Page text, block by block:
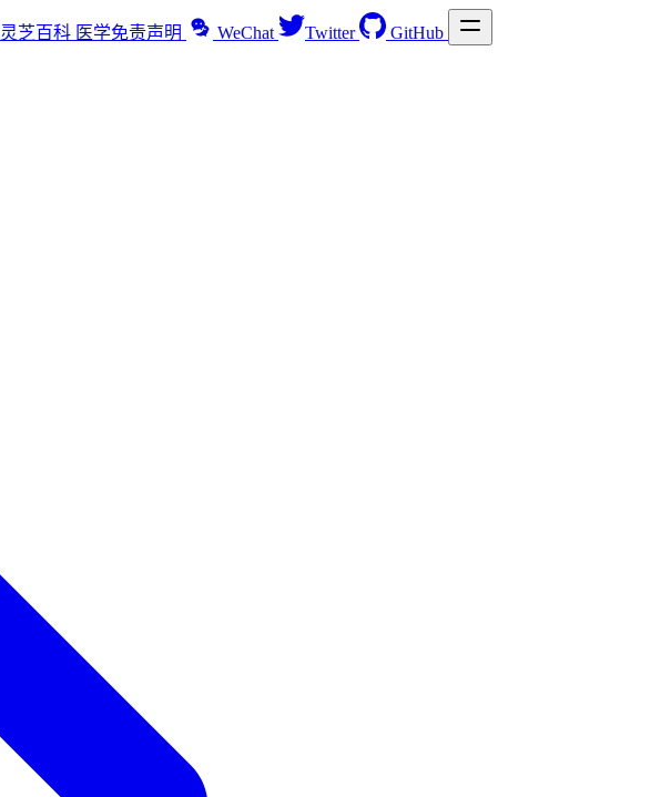
灵芝百科 医学免责声明 WeChat Twitter GitHub